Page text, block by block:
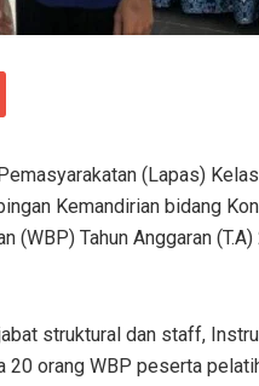
(Lapas)
Kemandirian bidang
(WBP) Tahun Anggaran
struktural dan staff,
20 orang WBP peserta